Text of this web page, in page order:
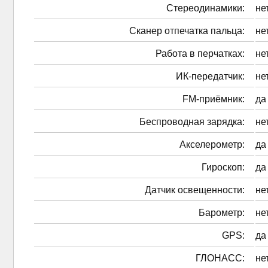
Стереодинамики:
Сканер отпечатка пальца:
Работа в перчатках:
ИК-передатчик:
FM-приёмник: да
Беспроводная зарядка:
Акселерометр: да
Гироскоп: да
Датчик освещенности:
Барометр:
GPS: да
ГЛОНАСС: